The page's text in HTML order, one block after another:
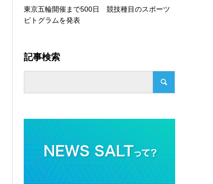
東京五輪開催まで500日 競技種目のスポーツ
ピトグラムを発表
記事検索